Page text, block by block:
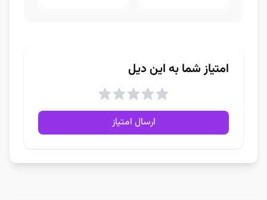
امتیاز شما به این دیل
ارسال امتیاز